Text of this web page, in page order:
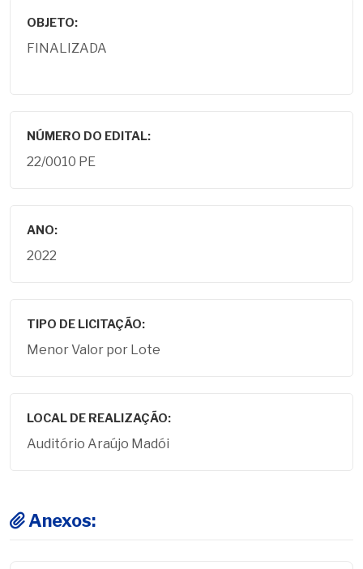
OBJETO:
FINALIZADA
NÚMERO DO EDITAL:
22/0010 PE
ANO:
2022
TIPO DE LICITAÇÃO:
Menor Valor por Lote
LOCAL DE REALIZAÇÃO:
Auditório Araújo Madói
Anexos: